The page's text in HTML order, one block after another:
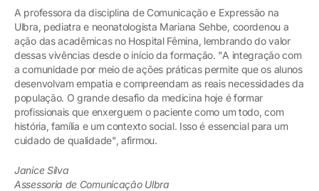
A professora da disciplina de Comunicação e Expressão na
Ulbra, pediatra e neonatologista Mariana Sehbe, coordenou a
ação das acadêmicas no Hospital Fêmina, lembrando do valor
dessas vivências desde o início da formação. "A integração com
a comunidade por meio de ações práticas permite que os alunos
desenvolvam empatia e compreendam as reais necessidades da
população. O grande desafio da medicina hoje é formar
profissionais que enxerguem o paciente como um todo, com
história, família e um contexto social. Isso é essencial para um
cuidado de qualidade", afirmou.
Janice Silva
Assessoria de Comunicação Ulbra